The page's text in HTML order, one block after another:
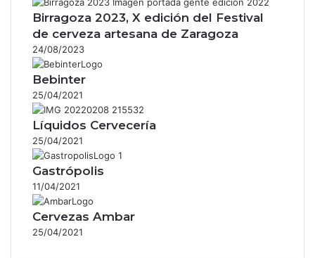
Birragoza 2023, X edición del Festival
de cerveza artesana de Zaragoza
24/08/2023
Bebinter
25/04/2021
Líquidos Cervecería
25/04/2021
Gastrópolis
11/04/2021
Cervezas Ambar
25/04/2021